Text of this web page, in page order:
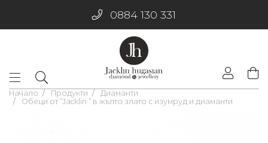
0884 130 331
Начало Продукти
Диаманти
Обеци от “Jacklin ” в жълто злато с изумруд и диаманти